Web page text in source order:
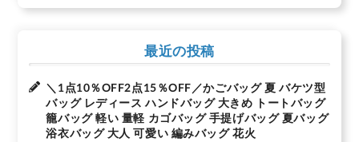
最近の投稿
＼1点10％OFF2点15％OFF／かごバッグ 夏 バケツ型
バッグ レディース ハンドバッグ 大きめ トートバッグ
籠バッグ 軽い 量軽 カゴバッグ 手提げバッグ 夏バッグ
浴衣バッグ 大人 可愛い 編みバッグ 花火